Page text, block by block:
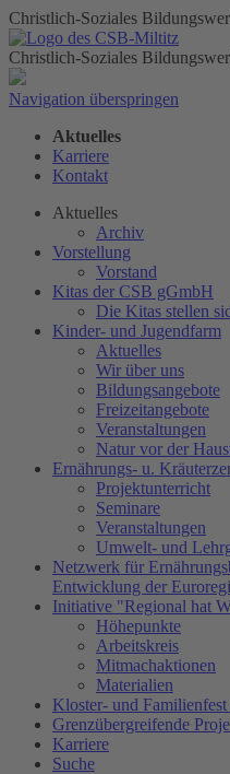
Christlich-Soziales
Christlich-Soziales
Navigation überspringen
Aktuelles
Karriere
Kontakt
Aktuelles
Archiv
Vorstellung
Vorstand
Kitas der CSB gGmbH
Die Kitas stellen
Kinder- und Jugendfarm
Aktuelles
Wir über uns
Bildungsangebote
Freizeitangebote
Veranstaltungen
Natur vor der
Ernährungs- u.
Projektunterricht
Seminare
Veranstaltungen
Umwelt- und
Netzwerk für
Entwicklung der
Initiative "Regional hat
Höhepunkte
Arbeitskreis
Mitmachaktionen
Materialien
Kloster- und
Grenzübergreifende
Karriere
Suche